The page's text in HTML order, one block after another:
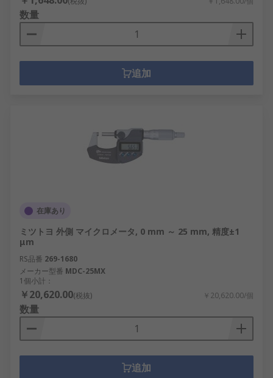
数量
追加
在庫あり
ミツトヨ 外側 マイクロメータ, 0 mm ～ 25 mm, 精度±1
μm
RS品番 269-1680
メーカー型番 MDC-25MX
1個小計：
￥20,620.00(税抜) ￥20,620.00/個
数量
追加